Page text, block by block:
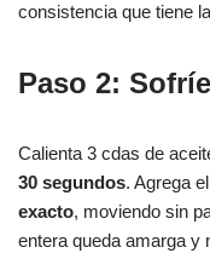
consistencia que tiene
Paso 2:
Calienta 3 cdas de
30 segundos. Agrega
exacto, moviendo sin
entera queda amarga y